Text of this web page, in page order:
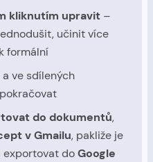
kliknutím upravit –
učinit více
formální
a ve sdílených
do dokumentů,
v Gmailu, pakliže je
exportovat doGoogle